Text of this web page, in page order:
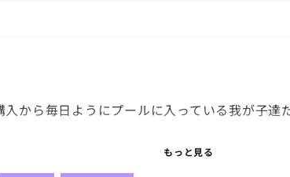
から毎日ようにプールに入っている我が子達
もっと見る